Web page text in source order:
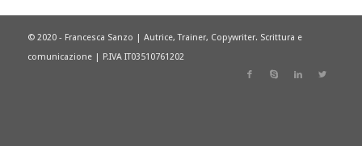
© 2020 - Francesca Sanzo | Autrice, Trainer, Copywriter. Scrittura e
comunicazione | P.IVA IT03510761202